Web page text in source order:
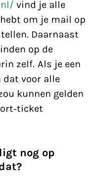
vind je alle
om je mail op
Daarnaast
op de
zelf. Als je een
dat voor alle
kunnen gelden
ticket
nog op